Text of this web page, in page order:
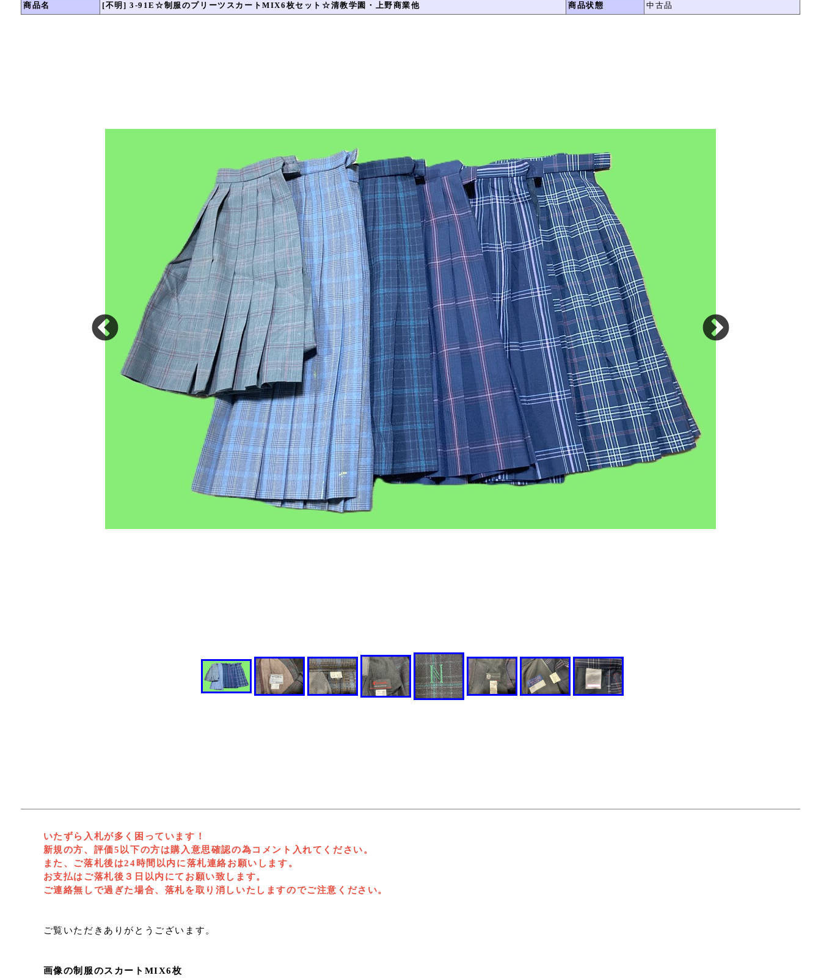
商品名 [不明] 3-91E☆制服のプリーツスカートMIX6枚セット☆清教学園・上野商業他 商品状態 中古品
いたずら入札が多く困っています！
新規の方、評価5以下の方は購入意思確認の為コメント入れてください。
また、ご落札後は24時間以内に落札連絡お願いします。
お支払はご落札後３日以内にてお願い致します。
ご連絡無しで過ぎた場合、落札を取り消しいたしますのでご注意ください。
ご覧いただきありがとうございます。
画像の制服のスカートMIX6枚